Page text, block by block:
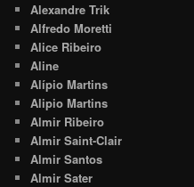
Alexandre Trik
Alfredo Moretti
Alice Ribeiro
Aline
Alípio Martins
Alipio Martins
Almir Ribeiro
Almir Saint-Clair
Almir Santos
Almir Sater